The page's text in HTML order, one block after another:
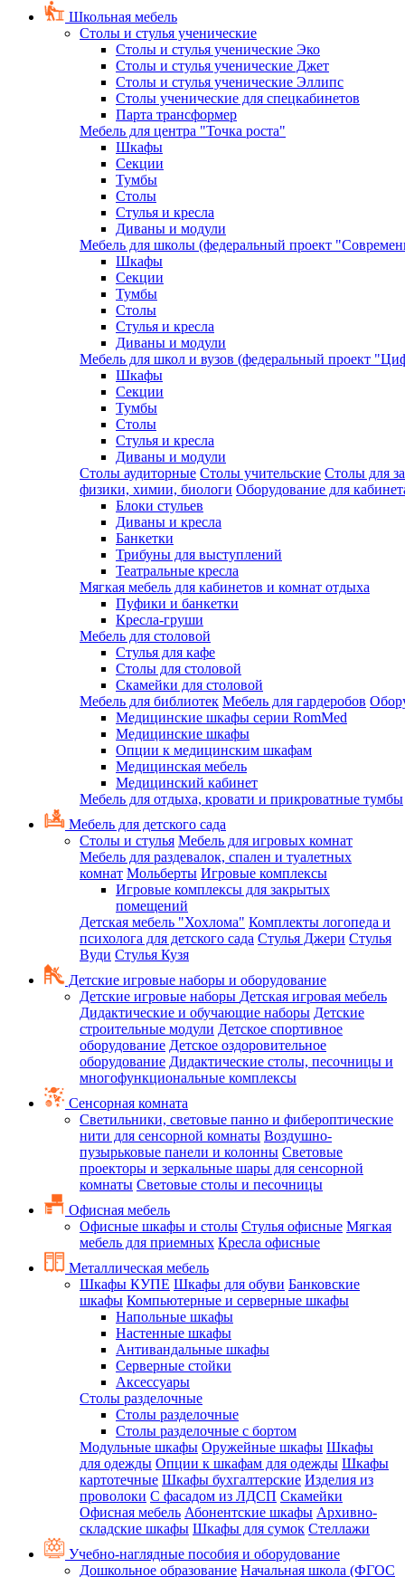
Школьная мебель
Столы и стулья ученические
Столы и стулья ученические Эко
Столы и стулья ученические Джет
Столы и стулья ученические Эллипс
Столы ученические для спецкабинетов
Парта трансформер
Мебель для центра "Точка роста"
Шкафы
Секции
Тумбы
Столы
Стулья и кресла
Диваны и модули
Мебель для школы (федеральный проект
Шкафы
Секции
Тумбы
Столы
Стулья и кресла
Диваны и модули
Мебель для школ и вузов (федеральный проект
Шкафы
Секции
Тумбы
Столы
Стулья и кресла
Диваны и модули
Столы аудиторные Столы учительские Столы для
физики, химии, биологи Оборудование для
Блоки стульев
Диваны и кресла
Банкетки
Трибуны для выступлений
Театральные кресла
Мягкая мебель для кабинетов и комнат отдыха
Пуфики и банкетки
Кресла-груши
Мебель для столовой
Cтулья для кафе
Cтолы для столовой
Скамейки для столовой
Мебель для библиотек Мебель для гардеробов
Медицинские шкафы серии RomMed
Медицинские шкафы
Опции к медицинским шкафам
Медицинская мебель
Медицинский кабинет
Мебель для отдыха, кровати и прикроватные тумбы
Мебель для детского сада
Столы и стулья Мебель для игровых комнат
Мебель для раздевалок, спален и туалетных
комнат Мольберты Игровые комплексы
Игровые комплексы для закрытых
помещений
Детская мебель "Хохлома" Комплекты логопеда и
психолога для детского сада Стулья Джери Стулья
Вуди Стулья Кузя
Детские игровые наборы и оборудование
Детские игровые наборы Детская игровая мебель
Дидактические и обучающие наборы Детские
строительные модули Детское спортивное
оборудование Детское оздоровительное
оборудование Дидактические столы, песочницы и
многофункциональные комплексы
Сенсорная комната
Светильники, световые панно и фибероптические
нити для сенсорной комнаты Воздушно-
пузырьковые панели и колонны Световые
проекторы и зеркальные шары для сенсорной
комнаты Световые столы и песочницы
Офисная мебель
Офисные шкафы и столы Стулья офисные Мягкая
мебель для приемных Кресла офисные
Металлическая мебель
Шкафы КУПЕ Шкафы для обуви Банковские
шкафы Компьютерные и серверные шкафы
Напольные шкафы
Настенные шкафы
Антивандальные шкафы
Серверные стойки
Аксессуары
Столы разделочные
Столы разделочные
Столы разделочные с бортом
Модульные шкафы Оружейные шкафы Шкафы
для одежды Опции к шкафам для одежды Шкафы
картотечные Шкафы бухгалтерские Изделия из
проволоки С фасадом из ЛДСП Скамейки
Офисная мебель Абонентские шкафы Архивно-
складские шкафы Шкафы для сумок Стеллажи
Учебно-наглядные пособия и оборудование
Дошкольное образование Начальная школа (ФГОС